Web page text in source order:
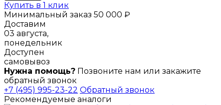
Купить в 1 клик
Минимальный заказ 50 000 ₽
Доставим
03 августа,
понедельник
Доступен
самовывоз
Нужна помощь? Позвоните нам или закажите
обратный звонок
+7 (495) 995-23-22 Обратный звонок
Рекомендуемые аналоги